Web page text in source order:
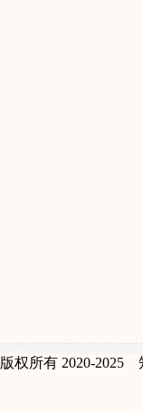
版权所有 2020-2025